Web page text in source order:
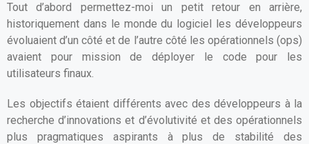
Tout d’abord permettez-moi un petit retour en arrière,
historiquement dans le monde du logiciel les développeurs
évoluaient d’un côté et de l’autre côté les opérationnels (ops)
avaient pour mission de déployer le code pour les
utilisateurs finaux.
Les objectifs étaient différents avec des développeurs à la
recherche d’innovations et d’évolutivité et des opérationnels
plus pragmatiques aspirants à plus de stabilité des